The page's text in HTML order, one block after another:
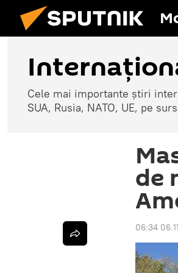
Cele mai importante știri
SUA, Rusia, NATO, UE, pe
de
06:34